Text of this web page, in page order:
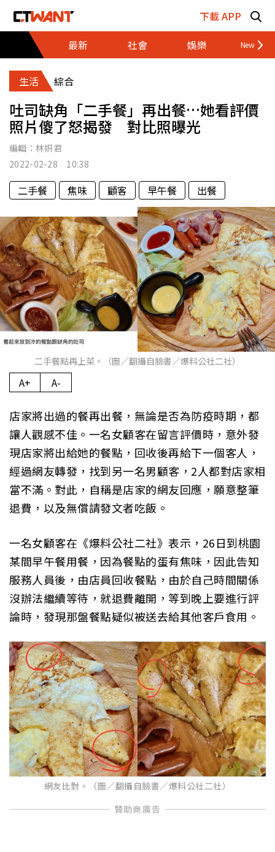
下載 APP
最新
社會 娛樂 財經
生活 綜合
吐司缺角「二手餐」再出餐…她看評價
照片傻了怒揭發 對比照曝光
編輯： 林姸君
2022-02-28 10:38
二手餐 焦味 顧客 早午餐 出餐
二手餐點再上菜。（圖／翻攝自臉書／爆料公社二社）
A+ A-
店家將出過的餐再出餐，無論是否為防疫時期，都
讓人觀感不佳。一名女顧客在留言評價時，意外發
現店家將出給她的餐點，回收後再給下一個客人，
經過網友轉發，找到另一名男顧客，2人都對店家相
當不滿。對此，自稱是店家的網友回應，願意整筆
退費，以及無償請發文者吃飯。
一名女顧客在《爆料公社二社》表示，26日到桃園
某間早午餐用餐，因為餐點的蛋有焦味，因此告知
服務人員後，由店員回收餐點，由於自己時間關係
沒辦法繼續等待，就退費離開，等到晚上要進行評
論時，發現那盤餐點疑似被送去給其他客戶食用。
網友比對。（圖／翻攝自臉書／爆料公社二社）